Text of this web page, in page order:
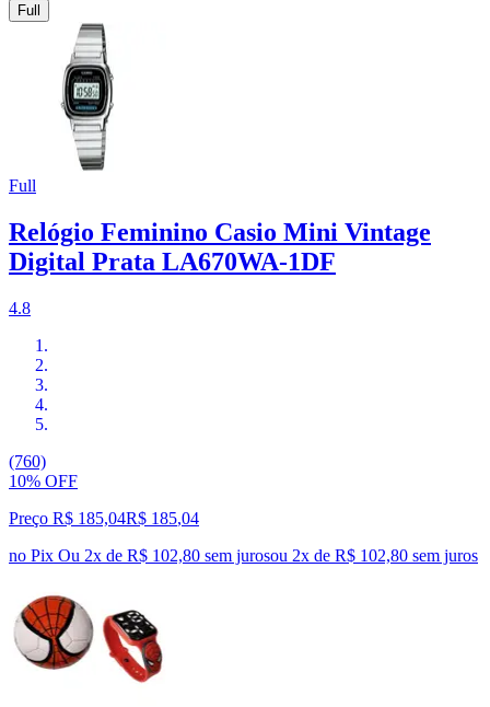
Full
Full
Relógio Feminino Casio Mini Vintage
Digital Prata LA670WA-1DF
4.8
(760)
10% OFF
Preço R$ 185,04R$ 185,04
no Pix Ou 2x de R$ 102,80 sem jurosou 2x de R$ 102,80 sem juros